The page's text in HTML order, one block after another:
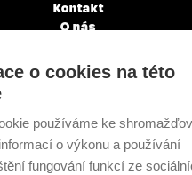
Kontakt
O nás
Články a novinky
GDPR & Cookies
Ekologická recyklace
Projekty EU
Intranet - Přihlášení
o cookies na této
používáme ke
o výkonu a používání
fungování funkcí ze